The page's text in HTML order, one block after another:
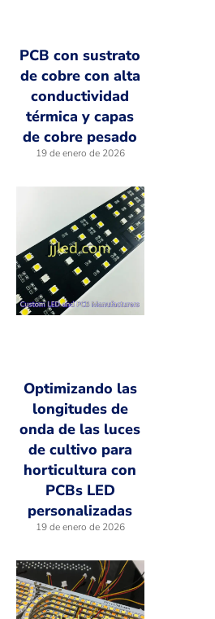
PCB con sustrato
de cobre con alta
conductividad
térmica y capas
de cobre pesado
19 de enero de 2026
Optimizando las
longitudes de
onda de las luces
de cultivo para
horticultura con
PCBs LED
personalizadas
19 de enero de 2026